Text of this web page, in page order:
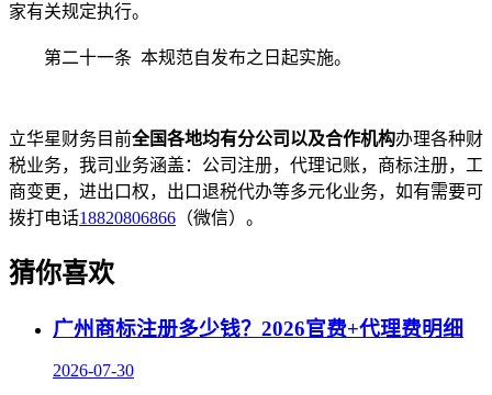
家有关规定执行。
第二十一条 本规范自发布之日起实施。
立华星财务目前全国各地均有分公司以及合作机构办理各种财
税业务，我司业务涵盖：公司注册，代理记账，商标注册，工
商变更，进出口权，出口退税代办等多元化业务，如有需要可
拨打电话18820806866 （微信）。
猜你喜欢
广州商标注册多少钱？2026官费+代理费明细
2026-07-30